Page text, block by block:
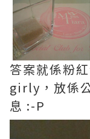
答案就係粉
girly，放係
息 :-P